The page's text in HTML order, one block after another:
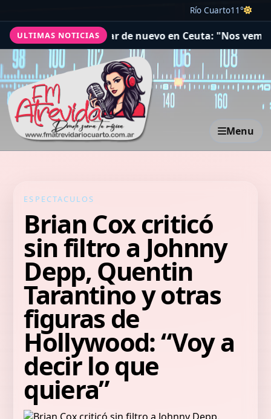
Río Cuarto11°
ULTIMAS NOTICIAS
a entrar de nuevo en Ceuta: "Nos vemos todos el
Menu
ESPECTACULOS
Brian Cox criticó
sin filtro a Johnny
Depp, Quentin
Tarantino y otras
figuras de
Hollywood: “Voy a
decir lo que
quiera”